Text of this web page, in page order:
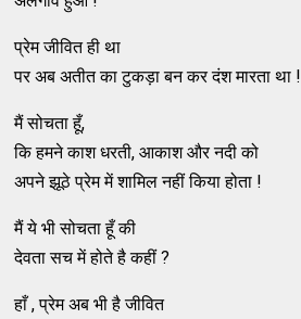
प्रेम जीवित ही था
पर अब अतीत का टुकड़ा बन कर दंश मारता था !
मैं सोचता हूँ,
कि हमने काश धरती, आकाश और नदी को
अपने झूठे प्रेम में शामिल नहीं किया होता !
मैं ये भी सोचता हूँ की
देवता सच में होते है कहीं ?
हाँ , प्रेम अब भी है जीवित